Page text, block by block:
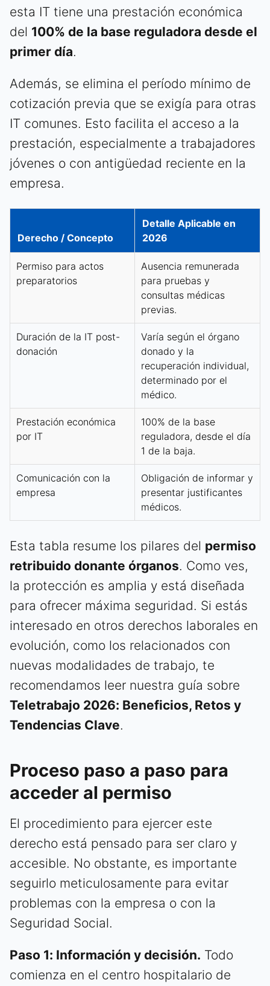
esta IT tiene una prestación económica
del 100% de la base reguladora desde el
primer día.
Además, se elimina el período mínimo de
cotización previa que se exigía para otras
IT comunes. Esto facilita el acceso a la
prestación, especialmente a trabajadores
jóvenes o con antigüedad reciente en la
empresa.
Derecho / Concepto
Detalle Aplicable en
2026
Permiso para actos
preparatorios
Ausencia remunerada
para pruebas y
consultas médicas
previas.
Duración de la IT post-
donación
Varía según el órgano
donado y la
recuperación individual,
determinado por el
médico.
Prestación económica
por IT
100% de la base
reguladora, desde el día
1 de la baja.
Comunicación con la
empresa
Obligación de informar y
presentar justificantes
médicos.
Esta tabla resume los pilares del permiso
retribuido donante órganos. Como ves,
la protección es amplia y está diseñada
para ofrecer máxima seguridad. Si estás
interesado en otros derechos laborales en
evolución, como los relacionados con
nuevas modalidades de trabajo, te
recomendamos leer nuestra guía sobre
Teletrabajo 2026: Beneficios, Retos y
Tendencias Clave.
Proceso paso a paso para
acceder al permiso
El procedimiento para ejercer este
derecho está pensado para ser claro y
accesible. No obstante, es importante
seguirlo meticulosamente para evitar
problemas con la empresa o con la
Seguridad Social.
Paso 1: Información y decisión. Todo
comienza en el centro hospitalario de